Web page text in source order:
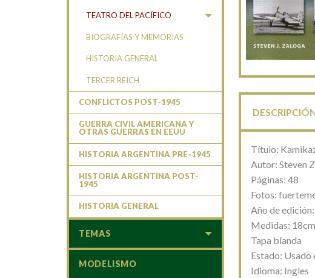
Título:
Autor: Steven
Páginas: 48
Fotos:
Año de
Medidas:
Tapa blanda
Estado: Usado
Idioma: Ingles
TEATRO DEL PACÍFICO
BIOGRAFÍAS Y MEMORIAS
HISTORIA GENERAL
TERCER REICH
CONFLICTOS POST-1945
GUERRA CIVIL AMERICANA Y
OTRAS GUERRAS EN EEUU
HISTORIA ARGENTINA PRE-1945
HISTORIA ARGENTINA POST-
1945
HISTORIA GENERAL
TEMAS
MODELISMO